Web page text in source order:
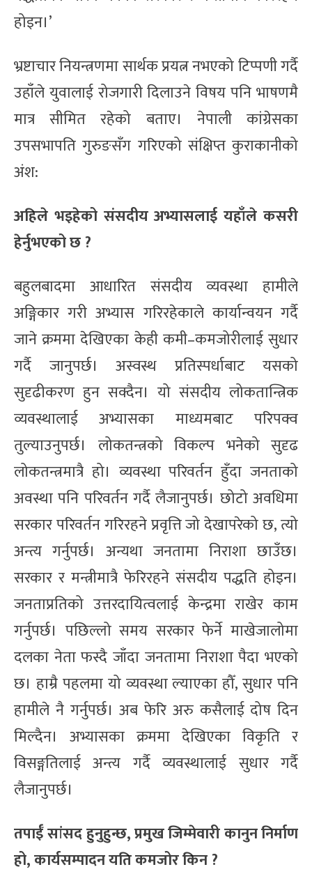
होइन।’
भ्रष्टाचार नियन्त्रणमा सार्थक प्रयत्न नभएको टिप्पणी गर्दै
उहाँले युवालाई रोजगारी दिलाउने विषय पनि भाषणमै
मात्र सीमित रहेको बताए। नेपाली कांग्रेसका
उपसभापति गुरुङसँग गरिएको संक्षिप्त कुराकानीको
अंश:
अहिले भइहेको संसदीय अभ्यासलाई यहाँले कसरी
हेर्नुभएको छ ?
बहुलबादमा आधारित संसदीय व्यवस्था हामीले
अङ्गिकार गरी अभ्यास गरिरहेकाले कार्यान्वयन गर्दै
जाने क्रममा देखिएका केही कमी–कमजोरीलाई सुधार
गर्दै जानुपर्छ। अस्वस्थ प्रतिस्पर्धाबाट यसको
सुदृढीकरण हुन सक्दैन। यो संसदीय लोकतान्त्रिक
व्यवस्थालाई अभ्यासका माध्यमबाट परिपक्व
तुल्याउनुपर्छ। लोकतन्त्रको विकल्प भनेको सुदृढ
लोकतन्त्रमात्रै हो। व्यवस्था परिवर्तन हुँदा जनताको
अवस्था पनि परिवर्तन गर्दै लैजानुपर्छ। छोटो अवधिमा
सरकार परिवर्तन गरिरहने प्रवृत्ति जो देखापरेको छ, त्यो
अन्त्य गर्नुपर्छ। अन्यथा जनतामा निराशा छाउँछ।
सरकार र मन्त्रीमात्रै फेरिरहने संसदीय पद्धति होइन।
जनताप्रतिको उत्तरदायित्वलाई केन्द्रमा राखेर काम
गर्नुपर्छ। पछिल्लो समय सरकार फेर्ने माखेजालोमा
दलका नेता फस्दै जाँदा जनतामा निराशा पैदा भएको
छ। हाम्रै पहलमा यो व्यवस्था ल्याएका हौँ, सुधार पनि
हामीले नै गर्नुपर्छ। अब फेरि अरु कसैलाई दोष दिन
मिल्दैन। अभ्यासका क्रममा देखिएका विकृति र
विसङ्गतिलाई अन्त्य गर्दै व्यवस्थालाई सुधार गर्दै
लैजानुपर्छ।
तपाईँ सांसद हुनुहुन्छ, प्रमुख जिम्मेवारी कानुन निर्माण
हो, कार्यसम्पादन यति कमजोर किन ?